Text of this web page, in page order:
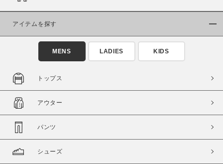
商品タイプ
通常商品
セール価格 WEB限定
在庫
在庫あり
アイテムを探す
MENS LADIES KIDS
トップス
アウター
パンツ
シューズ